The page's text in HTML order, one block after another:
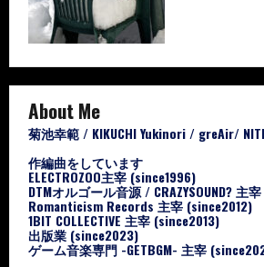
About Me
菊池幸範 / KIKUCHI Yukinori / greAir/
作編曲をしています
ELECTROZOO主宰 (since1996)
DTMオルゴール音源 / CRAZYSOUND? 主
Romanticism Records 主宰 (since2012)
1BIT COLLECTIVE 主宰 (since2013)
出版業 (since2023)
ゲーム音楽専門 -GETBGM- 主宰